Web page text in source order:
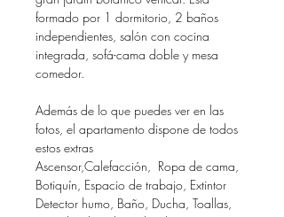
formado por 1 dormitorio, 2 baños
independientes, salón con cocina
integrada, sofá-cama doble y mesa
comedor.
Además de lo que puedes ver en las
fotos, el apartamento dispone de todos
estos extras
Ascensor,Calefacción, Ropa de cama,
Botiquín, Espacio de trabajo, Extintor
Detector humo, Baño, Ducha, Toallas,